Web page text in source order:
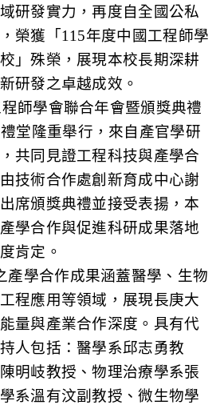
研發實力，再度自全國公私
榮獲「115年度中國工程師學
」殊榮，展現本校長期深耕
研發之卓越成效。
師學會聯合年會暨頒獎典禮
堂隆重舉行，來自產官學研
共同見證工程科技與產學合
技術合作處創新育成中心謝
席頒獎典禮並接受表揚，本
學合作與促進科研成果落地
肯定。
產學合作成果涵蓋醫學、生物
程應用等領域，展現長庚大
量與產業合作深度。具有代
人包括：醫學系邱志勇教
明岐教授、物理治療學系張
系溫有汶副教授、微生物學